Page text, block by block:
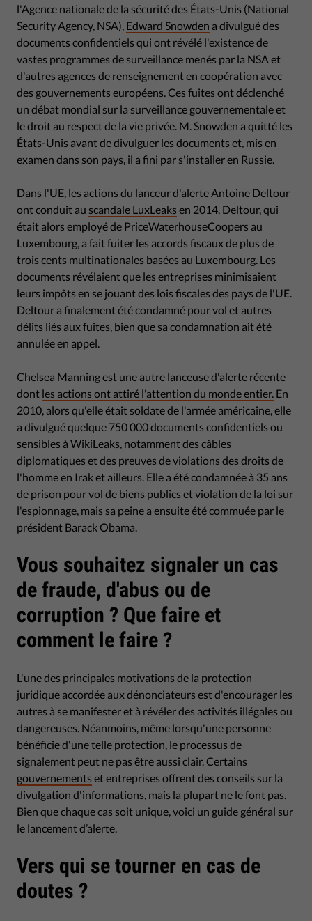
l'Agence nationale de la sécurité des États-Unis (National
Security Agency, NSA), Edward Snowden a divulgué des
documents confidentiels qui ont révélé l'existence de
vastes programmes de surveillance menés par la NSA et
d'autres agences de renseignement en coopération avec
des gouvernements européens. Ces fuites ont déclenché
un débat mondial sur la surveillance gouvernementale et
le droit au respect de la vie privée. M. Snowden a quitté les
États-Unis avant de divulguer les documents et, mis en
examen dans son pays, il a fini par s'installer en Russie.
Dans l'UE, les actions du lanceur d'alerte Antoine Deltour
ont conduit au scandale LuxLeaks en 2014. Deltour, qui
était alors employé de PriceWaterhouseCoopers au
Luxembourg, a fait fuiter les accords fiscaux de plus de
trois cents multinationales basées au Luxembourg. Les
documents révélaient que les entreprises minimisaient
leurs impôts en se jouant des lois fiscales des pays de l'UE.
Deltour a finalement été condamné pour vol et autres
délits liés aux fuites, bien que sa condamnation ait été
annulée en appel.
Chelsea Manning est une autre lanceuse d'alerte récente
dont les actions ont attiré l'attention du monde entier. En
2010, alors qu'elle était soldate de l'armée américaine, elle
a divulgué quelque 750 000 documents confidentiels ou
sensibles à WikiLeaks, notamment des câbles
diplomatiques et des preuves de violations des droits de
l'homme en Irak et ailleurs. Elle a été condamnée à 35 ans
de prison pour vol de biens publics et violation de la loi sur
l'espionnage, mais sa peine a ensuite été commuée par le
président Barack Obama.
Vous souhaitez signaler un cas
de fraude, d'abus ou de
corruption ? Que faire et
comment le faire ?
L'une des principales motivations de la protection
juridique accordée aux dénonciateurs est d'encourager les
autres à se manifester et à révéler des activités illégales ou
dangereuses. Néanmoins, même lorsqu'une personne
bénéficie d'une telle protection, le processus de
signalement peut ne pas être aussi clair. Certains
gouvernements et entreprises offrent des conseils sur la
divulgation d'informations, mais la plupart ne le font pas.
Bien que chaque cas soit unique, voici un guide général sur
le lancement d’alerte.
Vers qui se tourner en cas de
doutes ?